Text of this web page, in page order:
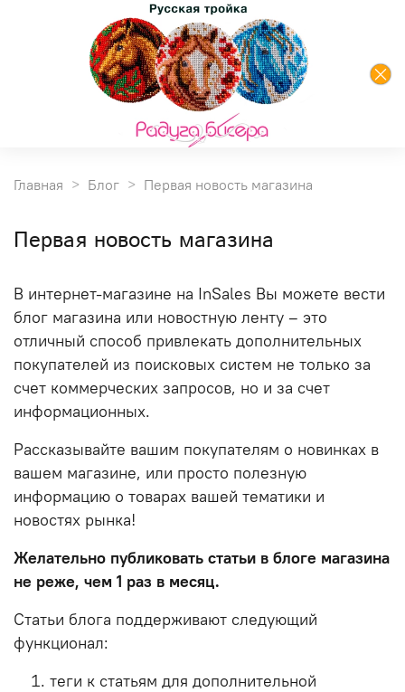
Главная Блог Первая новость магазина
Первая новость магазина
В интернет-магазине на InSales Вы можете вести
блог магазина или новостную ленту – это
отличный способ привлекать дополнительных
покупателей из поисковых систем не только за
счет коммерческих запросов, но и за счет
информационных.
Рассказывайте вашим покупателям о новинках в
вашем магазине, или просто полезную
информацию о товарах вашей тематики и
новостях рынка!
Желательно публиковать статьи в блоге магазина
не реже, чем 1 раз в месяц.
Статьи блога поддерживают следующий
функционал:
теги к статьям для дополнительной